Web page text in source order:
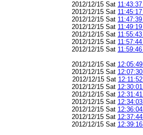
2012/12/15 Sat 11:43:37
2012/12/15 Sat 11:45:17
2012/12/15 Sat 11:47:39
2012/12/15 Sat 11:49:19
2012/12/15 Sat 11:55:43
2012/12/15 Sat 11:57:44
2012/12/15 Sat 11:59:46
2012/12/15 Sat 12:05:49
2012/12/15 Sat 12:07:30
2012/12/15 Sat 12:11:52
2012/12/15 Sat 12:30:01
2012/12/15 Sat 12:31:41
2012/12/15 Sat 12:34:03
2012/12/15 Sat 12:36:04
2012/12/15 Sat 12:37:44
2012/12/15 Sat 12:39:16